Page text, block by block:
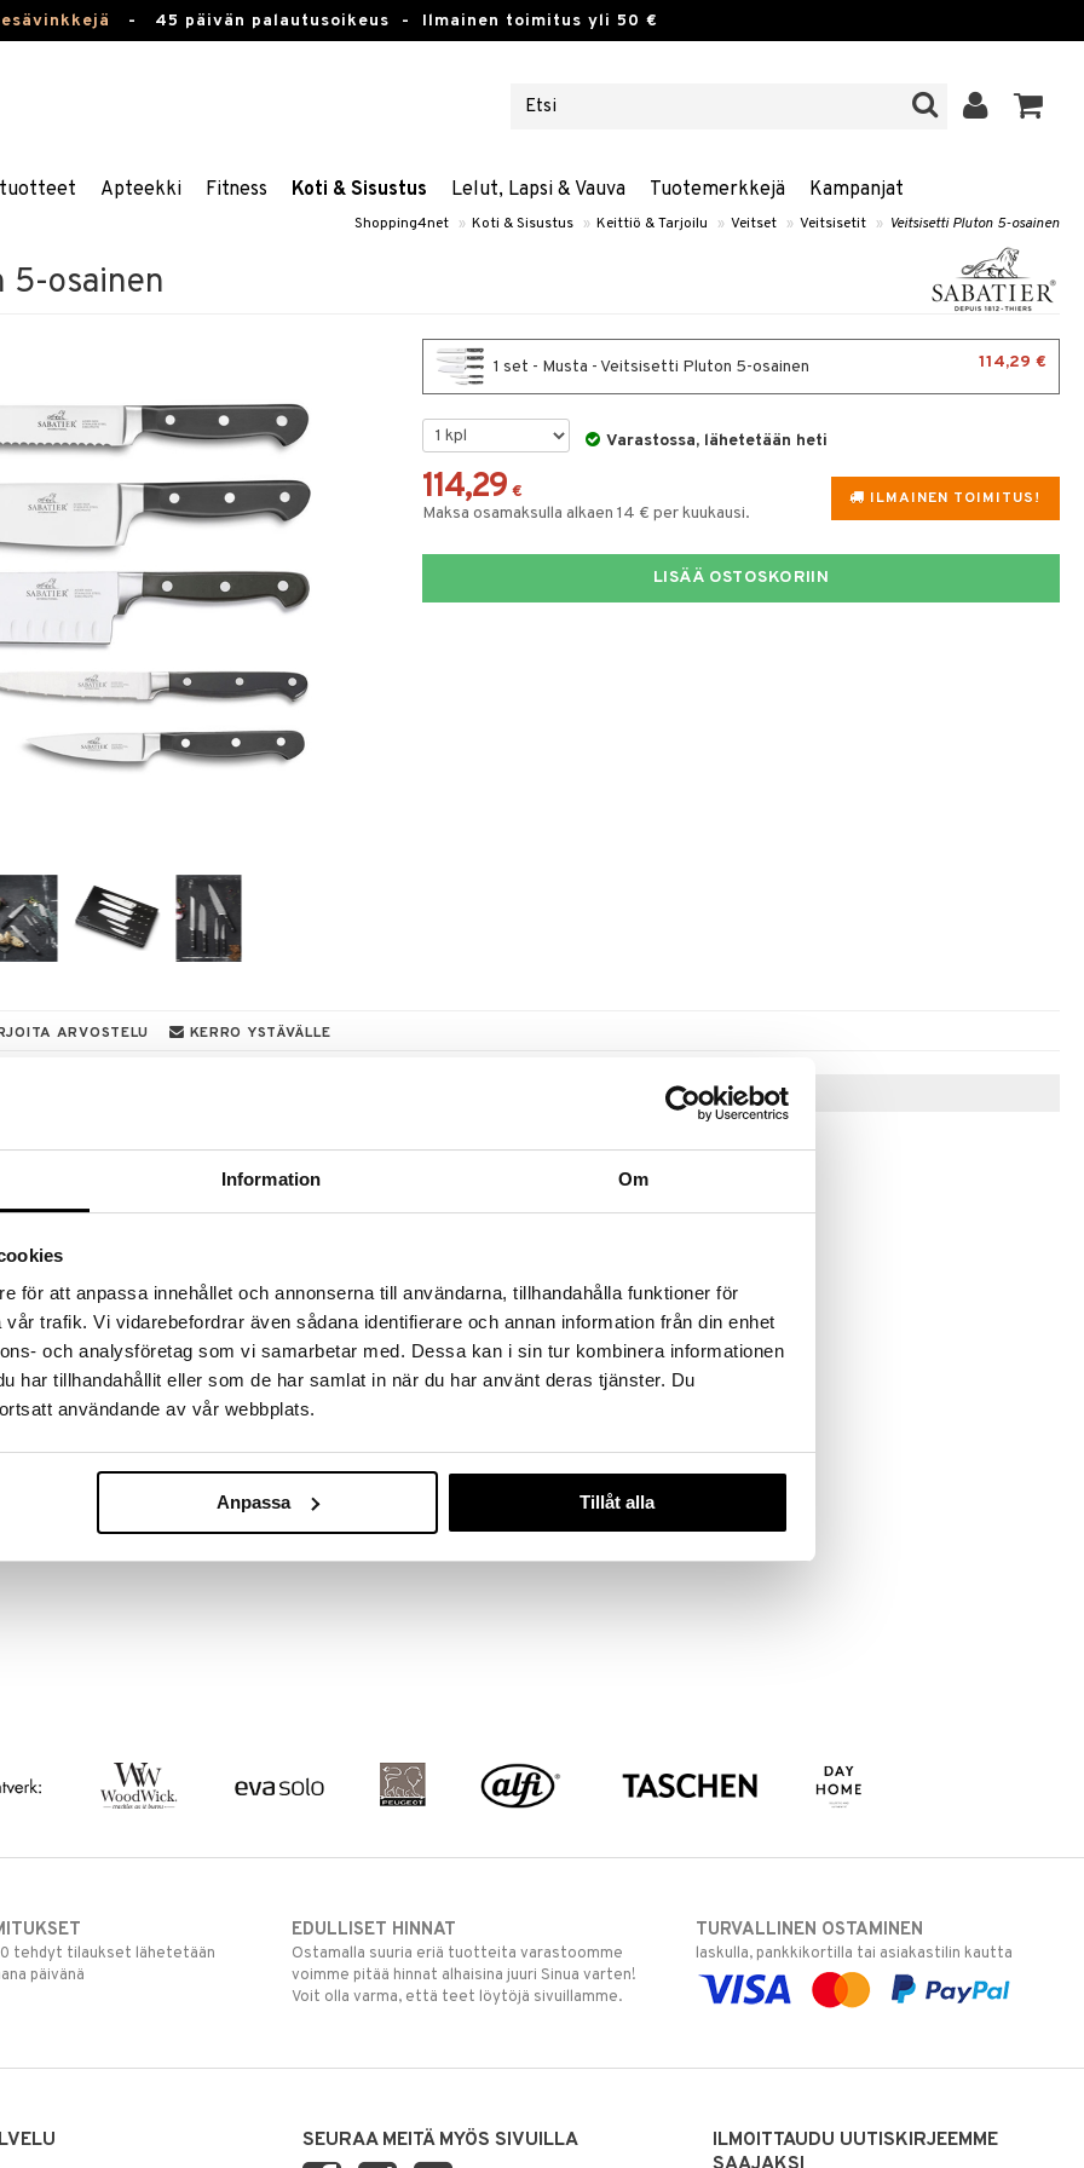
Information Om
för att anpassa innehållet och annonserna till användarna, tillhandahålla funktioner för
trafik. Vi vidarebefordrar även sådana identifierare och annan information från din enhet
och analysföretag som vi samarbetar med. Dessa kan i sin tur kombinera informationen
har tillhandahållit eller som de har samlat in när du har använt deras tjänster. Du
användande av vår webbplats.
Anpassa Tillåt alla
- 45 päivän palautusoikeus - Ilmainen toimitus yli 50 €
Apteekki Fitness Koti & Sisustus Lelut, Lapsi & Vauva Tuotemerkkejä Kampanjat
Shopping4net » Koti & Sisustus » Keittiö & Tarjoilu » Veitset » Veitsisetit » Veitsisetti Pluton 5-osainen
5-osainen
1 set - Musta - Veitsisetti Pluton 5-osainen 114,29 €
Varastossa, lähetetään heti
ILMAINEN TOIMITUS!
114,29 €
Maksa osamaksulla alkaen 14 € per kuukausi.
LISÄÄ OSTOSKORIIN
ARVOSTELU KERRO YSTÄVÄLLE
löydöt kotiin!
31.8.2026 asti mutta ole nopea -
ale-löydöt »
veitsisarja. Sarjan tuotteissa on optimaalinen paino
Kokkiveitsi, leipäveitsi, santoku-veitsi,
veitsi 5Cr15MoV ruostumatonta
Vinkkejä sinulle
Ideal Provence
leipäveitsi
tehdyt tilaukset lähetetään
päivänä
EDULLISET HINNAT
Ostamalla suuria eriä tuotteita varastoomme
voimme pitää hinnat alhaisina juuri Sinua varten!
Voit olla varma, että teet löytöjä sivuillamme.
TURVALLINEN OSTAMINEN
laskulla, pankkikortilla tai asiakastilin kautta
SEURAA MEITÄ MYÖS SIVUILLA
ILMOITTAUDU UUTISKIRJEEMME